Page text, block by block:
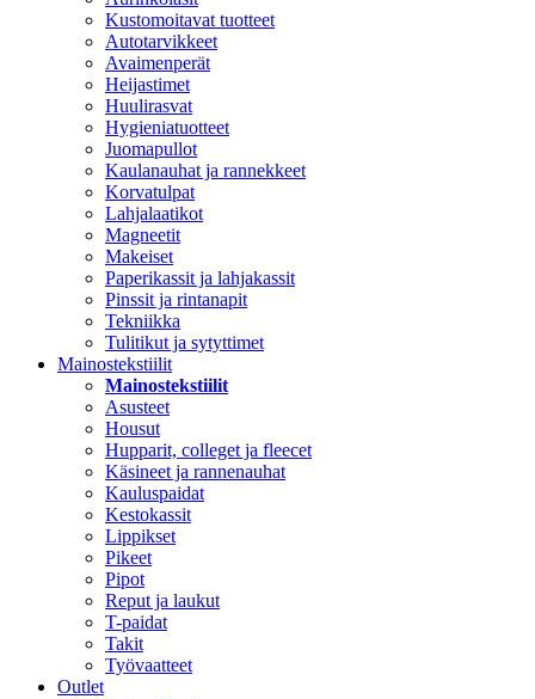
Kustomoitavat tuotteet
Autotarvikkeet
Avaimenperät
Heijastimet
Huulirasvat
Hygieniatuotteet
Juomapullot
Kaulanauhat ja rannekkeet
Korvatulpat
Lahjalaatikot
Magneetit
Makeiset
Paperikassit ja lahjakassit
Pinssit ja rintanapit
Tekniikka
Tulitikut ja sytyttimet
Mainostekstiilit
Mainostekstiilit
Asusteet
Housut
Hupparit, colleget ja fleecet
Käsineet ja rannenauhat
Kauluspaidat
Kestokassit
Lippikset
Pikeet
Pipot
Reput ja laukut
T-paidat
Takit
Työvaatteet
Outlet